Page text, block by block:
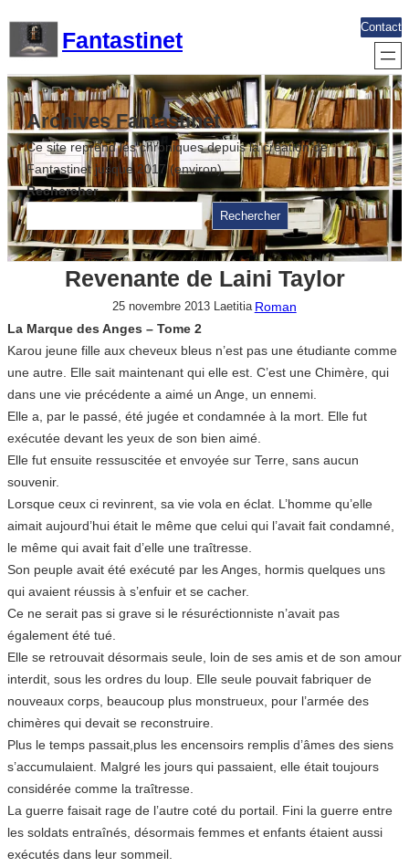
contenu
Fantastinet
Contact
Archives Fantastinet
Ce site reprend les chroniques depuis la création de
Fantastinet jusque 2017 (environ)
Rechercher
Rechercher
Revenante de Laini Taylor
25 novembre 2013 Laetitia Roman
La Marque des Anges – Tome 2
Karou jeune fille aux cheveux bleus n’est pas une étudiante comme
une autre. Elle sait maintenant qui elle est. C’est une Chimère, qui
dans une vie précédente a aimé un Ange, un ennemi.
Elle a, par le passé, été jugée et condamnée à la mort. Elle fut
exécutée devant les yeux de son bien aimé.
Elle fut ensuite ressuscitée et envoyée sur Terre, sans aucun
souvenir.
Lorsque ceux ci revinrent, sa vie vola en éclat. L’homme qu’elle
aimait aujourd’hui était le même que celui qui l’avait fait condamné,
le même qui avait fait d’elle une traîtresse.
Son peuple avait été exécuté par les Anges, hormis quelques uns
qui avaient réussis à s’enfuir et se cacher.
Ce ne serait pas si grave si le résuréctionniste n’avait pas
également été tué.
Elle se retrouvait désormais seule, loin de ses amis et de son amour
interdit, sous les ordres du loup. Elle seule pouvait fabriquer de
nouveaux corps, beaucoup plus monstrueux, pour l’armée des
chimères qui devait se reconstruire.
Plus le temps passait,plus les encensoirs remplis d’âmes des siens
s’accumulaient. Malgré les jours qui passaient, elle était toujours
considérée comme la traîtresse.
La guerre faisait rage de l’autre coté du portail. Fini la guerre entre
les soldats entraînés, désormais femmes et enfants étaient aussi
exécutés dans leur sommeil.